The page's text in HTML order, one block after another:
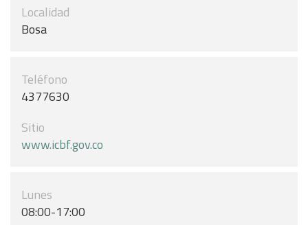
Localidad
Bosa
Teléfono
4377630
Sitio
www.icbf.gov.co
Lunes
08:00-17:00